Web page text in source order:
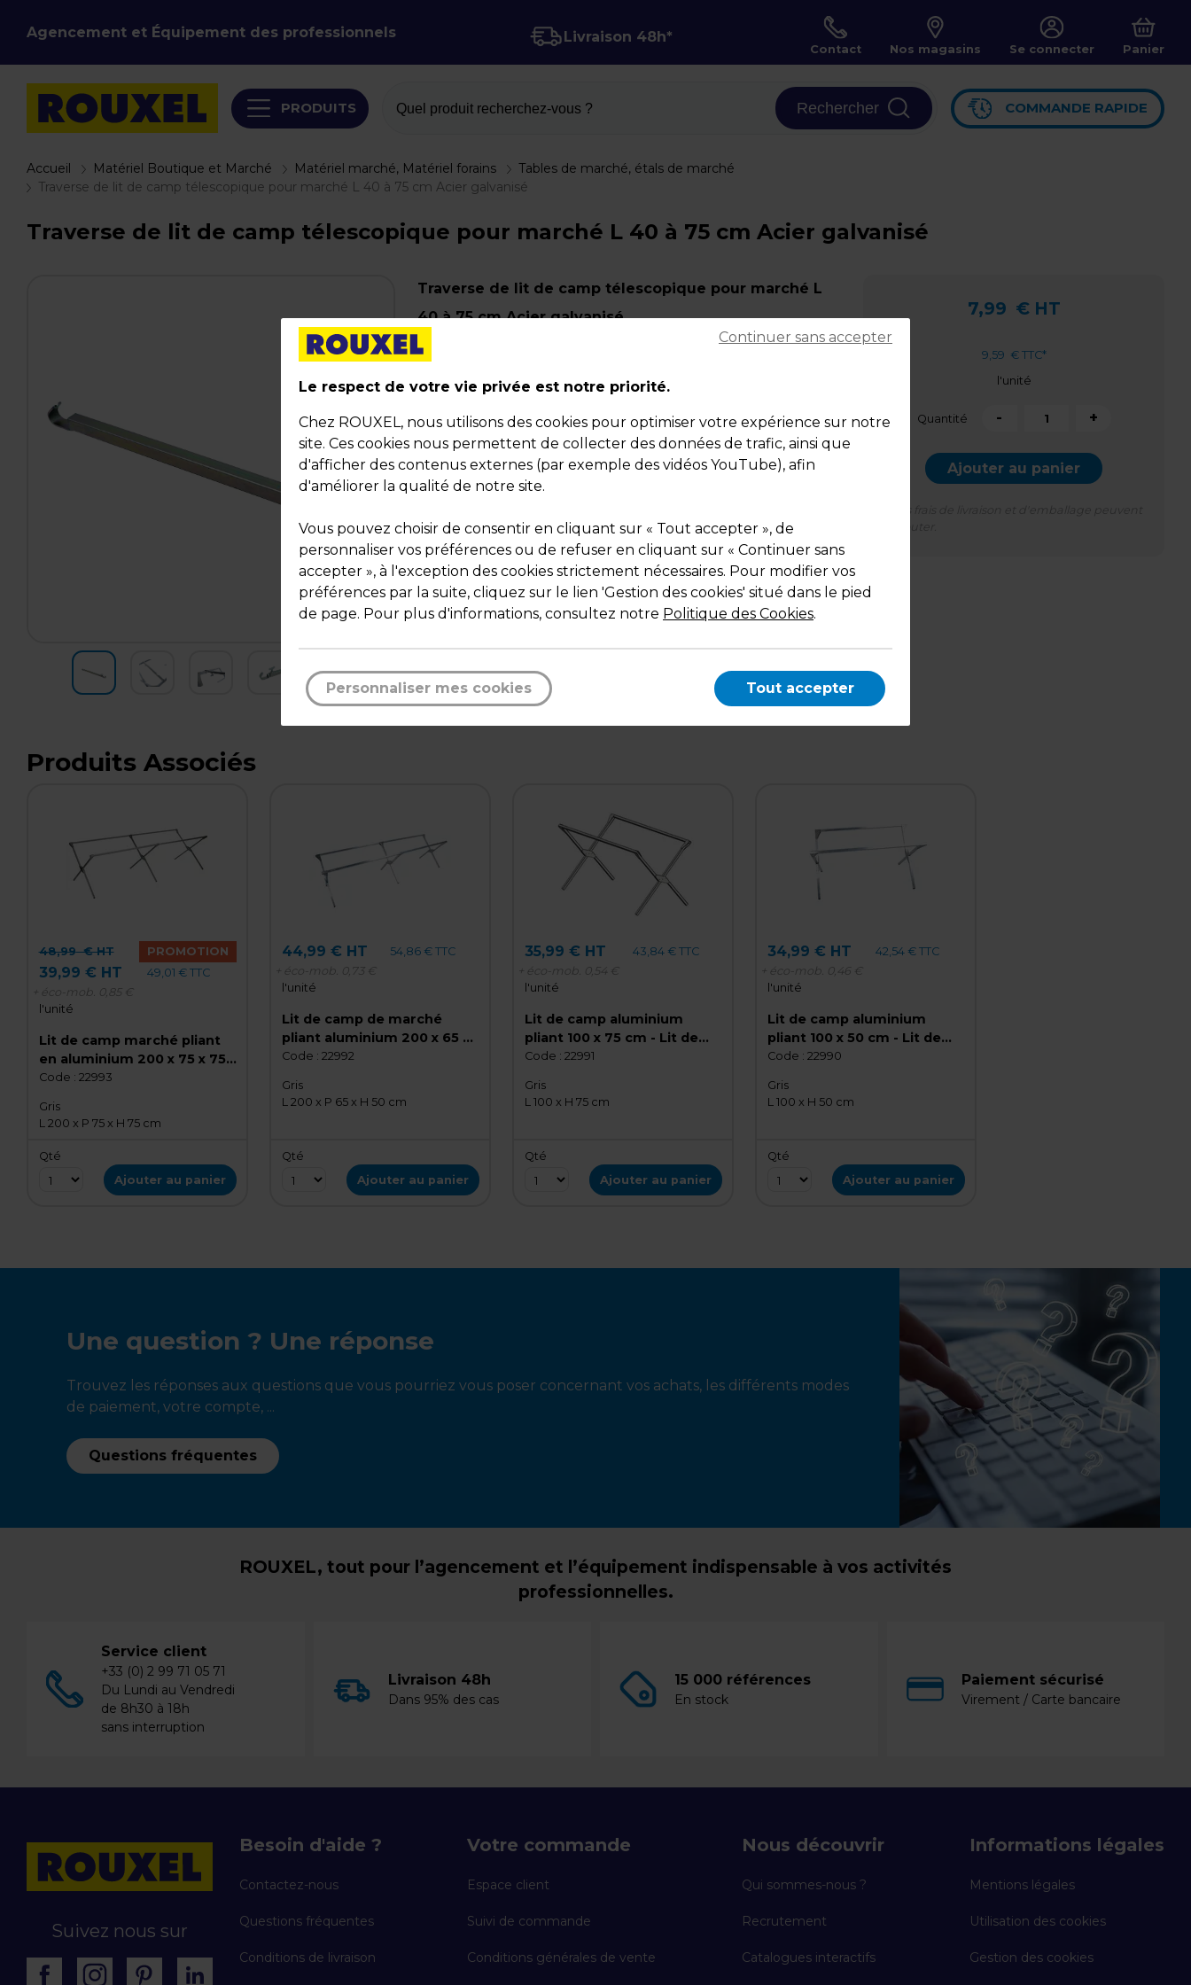
Agencement et Équipement des professionnels Livraison 48h*
Contact Nos magasins Se connecter Panier
PRODUITS Quel produit recherchez-vous ? Rechercher COMMANDE RAPIDE
Accueil Matériel Boutique et Marché Matériel marché, Matériel forains
Tables de marché, étals de marché
Traverse de lit de camp télescopique pour marché L 40 à 75 cm Acier galvanisé
Traverse de lit de camp télescopique pour marché L 40 à 75 cm Acier galvanisé
Traverse de lit de camp télescopique pour marché L
40 à 75 cm Acier galvanisé
Code :
Matière : Acier galvanisé CR+3
Dimensions : L 40 à 75 cm
Poids : 0,67 kg
7,99 € HT
9,59 € TTC*
l'unité
Quantité - +
Ajouter au panier
Description
Permet de modifier la largeur du lit de camp.
Dimensions mini : L 50 x P 3 x H 3 cm.
Dimensions maxi : L 90 x P 3 x H 3 cm.
Produits Associés
48,99€ HT PROMOTION
39,99 € HT
49,01 € TTC
+ éco-mob.
0,85 €
l'unité
Lit de camp marché pliant
en aluminium 200 x 75 x 75
cm
Code : 22993
Gris
L 200 x P 75 x H 75 cm
Qté
Ajouter au panier
44,99 € HT
54,86 € TTC
+ éco-mob.
0,73 €
l'unité
Lit de camp de marché
pliant aluminium 200 x 65 x
50 cm - Lit de camp forain
Code : 22992
Gris
L 200 x P 65 x H 50 cm
Qté
Ajouter au panier
35,99 € HT
43,84 € TTC
+ éco-mob.
0,54 €
l'unité
Lit de camp aluminium
pliant 100 x 75 cm - Lit de
camp pour marché
Code : 22991
Gris
L 100 x H 75 cm
Qté
Ajouter au panier
34,99 € HT
42,54 € TTC
+ éco-mob.
0,46 €
l'unité
Lit de camp aluminium
pliant 100 x 50 cm - Lit de
camp pour marché
Code : 22990
Gris
L 100 x H 50 cm
Qté
Ajouter au panier
Une question ? Une réponse
Trouvez les réponses aux questions que vous pourriez vous poser concernant vos achats, les différents modes
de paiement, votre compte, ...
Questions fréquentes
ROUXEL, tout pour l’agencement et l’équipement indispensable à vos activités
professionnelles.
Service client
+33 (0) 2 99 71 05 71
Du Lundi au Vendredi
de 8h30 à 18h
sans interruption
Livraison 48h
Dans 95% des cas
15 000 références
En stock
Paiement sécurisé
Virement / Carte bancaire
Suivez nous sur
Besoin d'aide ?
Contactez-nous
Questions fréquentes
Conditions de livraison
Votre commande
Espace client
Suivi de commande
Conditions générales de vente
Nous découvrir
Qui sommes-nous ?
Recrutement
Catalogues interactifs
Informations légales
Mentions légales
Utilisation des cookies
Gestion des cookies
Le respect de votre vie privée est notre priorité.
Chez ROUXEL, nous utilisons des cookies pour optimiser votre expérience sur notre
site. Ces cookies nous permettent de collecter des données de trafic, ainsi que
d'afficher des contenus externes (par exemple des vidéos YouTube), afin
d'améliorer la qualité de notre site.
Vous pouvez choisir de consentir en cliquant sur « Tout accepter », de
personnaliser vos préférences ou de refuser en cliquant sur « Continuer sans
accepter », à l'exception des cookies strictement nécessaires. Pour modifier vos
préférences par la suite, cliquez sur le lien 'Gestion des cookies' situé dans le pied
de page. Pour plus d'informations, consultez notre Politique des Cookies.
Continuer sans accepter
Personnaliser mes cookies Tout accepter